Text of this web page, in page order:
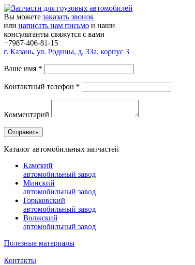
Вы можете заказать звонок
или написать нам письмо и наши
консультанты свяжутся с вами
+7987-406-81-15
г. Казань, ул. Родины, д. 33а, корпус 3
Ваше имя *
Контактный телефон *
Комментарий
Каталог автомобильных запчастей
Камский
автомобильный завод
Минский
автомобильный завод
Горьковский
автомобильный завод
Волжский
автомобильный завод
Полезные материалы
Контакты